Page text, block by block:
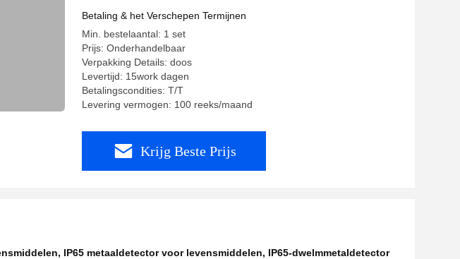
Betaling & het Verschepen Termijnen
Min. bestelaantal: 1 set
Prijs: Onderhandelbaar
Verpakking Details: doos
Levertijd: 15work dagen
Betalingscondities: T/T
Levering vermogen: 100 reeks/maand
Krijg Beste Prijs
, IP65 metaaldetector voor levensmiddelen, IP65-dwelmmetaldetector